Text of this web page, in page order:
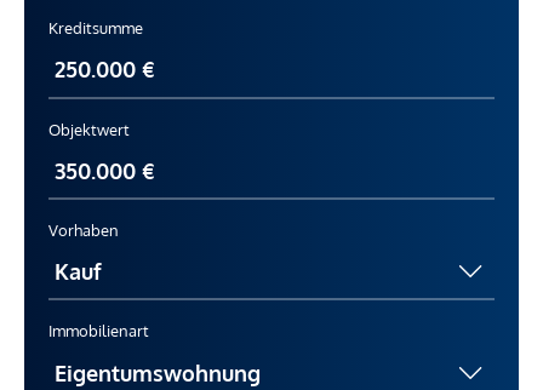
Kreditsumme
Objektwert
Vorhaben
Immobilienart